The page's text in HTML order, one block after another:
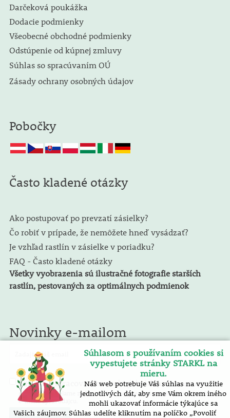
Darčeková poukážka
Dodacie podmienky
Všeobecné obchodné podmienky
Odstúpenie od kúpnej zmluvy
Súhlas so spracúvaním OÚ
Zásady ochrany osobných údajov
Pobočky
Často kladené otázky
Ako postupovať po prevzatí zásielky?
Čo robiť v prípade, že nemôžete hneď vysádzať?
Je vzhľad rastlín v zásielke v poriadku?
FAQ - Často kladené otázky
Všetky vyobrazenia sú ilustračné fotografie starších
rastlín, pestovaných za optimálnych podmienok
Novinky e-mailom
Súhlasím sospracovaním osobných údajov. E-mailový
spravodaj zasielame zadarmo. Pokyny pre zrušenie nájdete v každom
e-mailu spravodajcu.
Súhlasom s používaním cookies si
vypestujete stránky STARKL na
mieru.
Náš web potrebuje Váš súhlas na využitie
jednotlivých dát, aby sme Vám okrem iného
mohli ukazovať informácie týkajúce sa
Vašich záujmov. Súhlas udelíte kliknutím na políčko „Povoliť